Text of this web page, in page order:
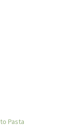
Pasta